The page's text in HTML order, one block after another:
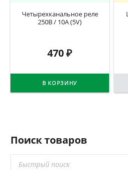
Четырехканальное реле
250В / 10А (5V)
470₽
В КОРЗИНУ
Поиск товаров